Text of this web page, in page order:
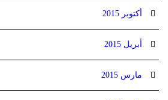
أكتوبر 2015
أبريل 2015
مارس 2015